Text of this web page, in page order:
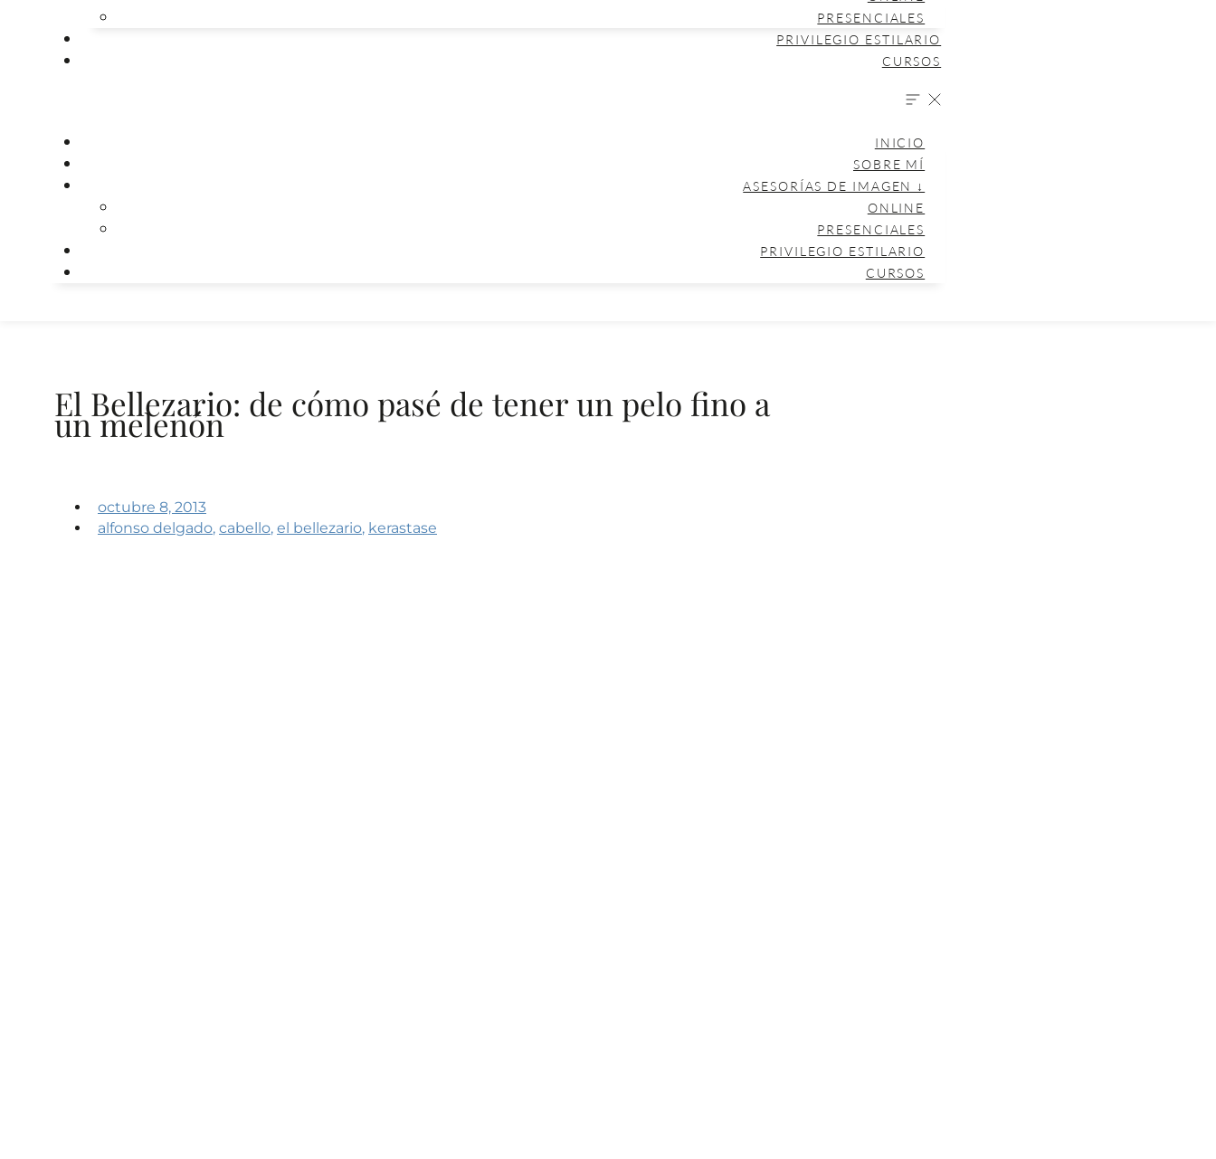
PRESENCIALES
PRIVILEGIO ESTILARIO
CURSOS
INICIO
SOBRE MÍ
ASESORÍAS DE IMAGEN ↓
ONLINE
PRESENCIALES
PRIVILEGIO ESTILARIO
CURSOS
El Bellezario: de cómo pasé de tener un pelo fino a
un melenón
octubre 8, 2013
alfonso delgado, cabello, el bellezario, kerastase